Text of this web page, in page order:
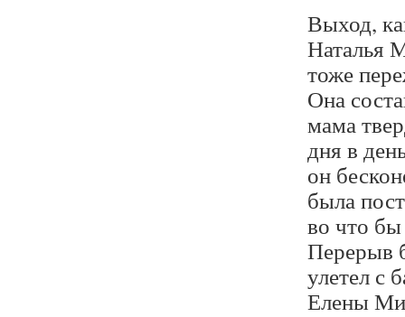
Выход,
Наталья
тоже
Она
мама
дня в
он
была
во что бы
Перерыв
улетел с
Елены